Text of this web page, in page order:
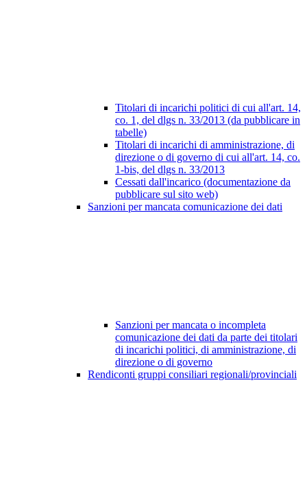
Titolari di incarichi politici di cui all'art. 14,
co. 1, del dlgs n. 33/2013 (da pubblicare in
tabelle)
Titolari di incarichi di amministrazione, di
direzione o di governo di cui all'art. 14, co.
1-bis, del dlgs n. 33/2013
Cessati dall'incarico (documentazione da
pubblicare sul sito web)
Sanzioni per mancata comunicazione dei dati
Sanzioni per mancata o incompleta
comunicazione dei dati da parte dei titolari
di incarichi politici, di amministrazione, di
direzione o di governo
Rendiconti gruppi consiliari regionali/provinciali